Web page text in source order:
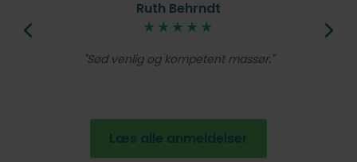
Ruth Behrndt
★★★★★
Sød venlig og kompetent massør.
Læs alle anmeldelser